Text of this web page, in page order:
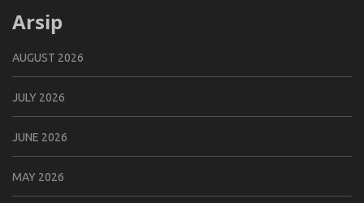
Arsip
AUGUST 2026
JULY 2026
JUNE 2026
MAY 2026